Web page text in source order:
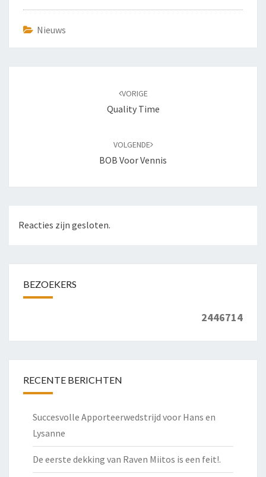
Nieuws
VORIGE
Quality Time
VOLGENDE
BOB Voor Vennis
Reacties zijn gesloten.
BEZOEKERS
2446714
RECENTE BERICHTEN
Succesvolle Apporteerwedstrijd voor Hans en
Lysanne
De eerste dekking van Raven Miitos is een feit!.